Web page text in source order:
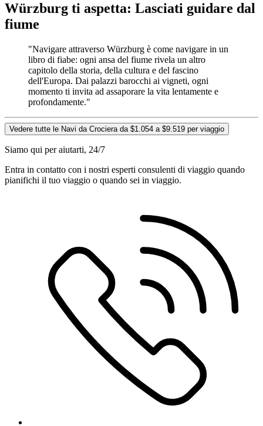
Würzburg ti aspetta: Lasciati guidare dal
fiume
"Navigare attraverso Würzburg è come navigare in un
libro di fiabe: ogni ansa del fiume rivela un altro
capitolo della storia, della cultura e del fascino
dell'Europa. Dai palazzi barocchi ai vigneti, ogni
momento ti invita ad assaporare la vita lentamente e
profondamente."
Vedere tutte le Navi da Crociera da $1.054 a $9.519 per viaggio
Siamo qui per aiutarti, 24/7
Entra in contatto con i nostri esperti consulenti di viaggio quando
pianifichi il tuo viaggio o quando sei in viaggio.